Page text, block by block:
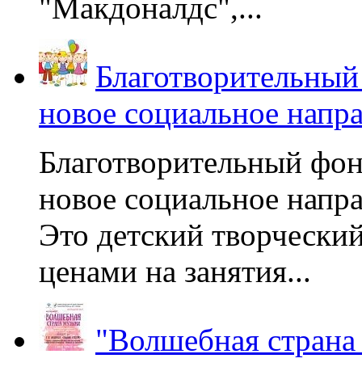
"Макдоналдс",...
новое социальное
Благотворительный
новое социальное
Это детский
ценами на занятия...
"Волшебная